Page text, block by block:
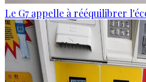
Le G7 appelle à rééquilibrer